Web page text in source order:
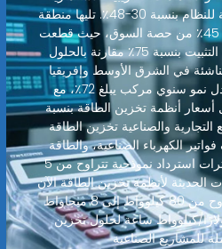
التي تقلل التكاليف الإجمالية للنظام بنسبة 30-48٪. تليها منطقة
آسيا والمحيط الهادئ بنسبة 45٪ من حصة السوق، حيث قطعت
التصاميم المعيارية أوقات التثبيت بنسبة 75٪ مقارنة بالحلول
في الشرق الأوسط وإفريقيا
أسرع المناطق نموًا بمعدل نمو سنوي مركب يبلغ 72٪، مع
أسعار أنظمة تخزين الطاقة بنسبة
التجارية والصناعية تخزين الطاقة
الكهرباء الصناعية، والطاقة
الاحتياطية للطوارئ، مع فترات استرداد نموذجية تتراوح من 5
الحديثة لأنظمة تخزين الطاقة الآن
بأنظمة متكاملة بسعة تتراوح من 80 كيلوواط إلى 8 ميجاواط
أقل من 350 دولارًا/كيلوواط ساعة لحلول تخزين